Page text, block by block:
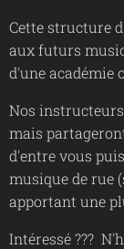
Cette structure
aux futurs
d'une académie
Nos
mais
d'entre vous
musique de rue
apportant une
Intéressé ???